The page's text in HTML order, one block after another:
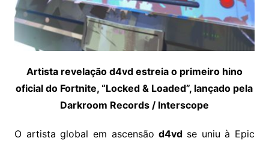
Artista revelação d4vd estreia o primeiro hino
oficial do Fortnite, “Locked & Loaded”, lançado pela
Darkroom Records / Interscope
O artista global em ascensãod4vd se uniu à Epic